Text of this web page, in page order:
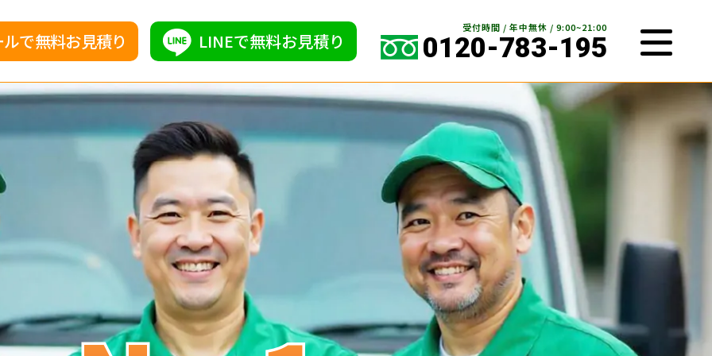
で無料お見積り LINEで無料お見積り
受付時間 / 年中無休 / 9:00~21:00
0120-783-195